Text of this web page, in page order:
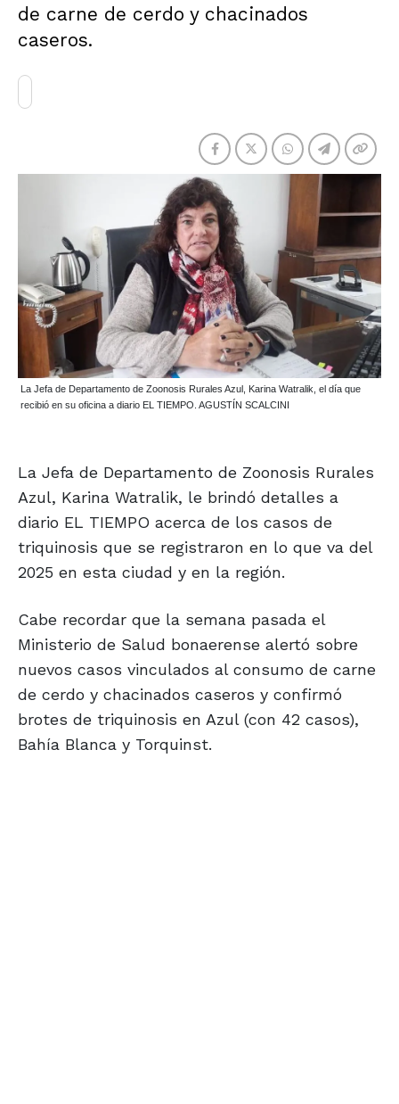
de carne de cerdo y chacinados
caseros.
La Jefa de Departamento de Zoonosis Rurales Azul, Karina Watralik, el día que
recibió en su oficina a diario EL TIEMPO. AGUSTÍN SCALCINI
La Jefa de Departamento de Zoonosis Rurales
Azul, Karina Watralik, le brindó detalles a
diario EL TIEMPO acerca de los casos de
triquinosis que se registraron en lo que va del
2025 en esta ciudad y en la región.
Cabe recordar que la semana pasada el
Ministerio de Salud bonaerense alertó sobre
nuevos casos vinculados al consumo de carne
de cerdo y chacinados caseros y confirmó
brotes de triquinosis en Azul (con 42 casos),
Bahía Blanca y Torquinst.